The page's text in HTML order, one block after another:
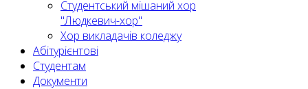
Студентський мішаний хор
"Людкевич-хор"
Хор викладачів коледжу
Абітурієнтові
Студентам
Документи